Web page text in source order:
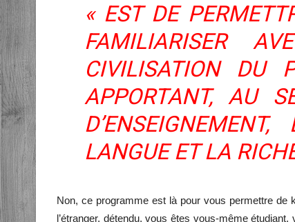
« EST DE
FAMILIARISER
CIVILISATION DU
APPORTANT, AU
LANGUE ET LA
Non, ce programme est là pour vous permettre de
l’étranger, détendu, vous êtes vous-même